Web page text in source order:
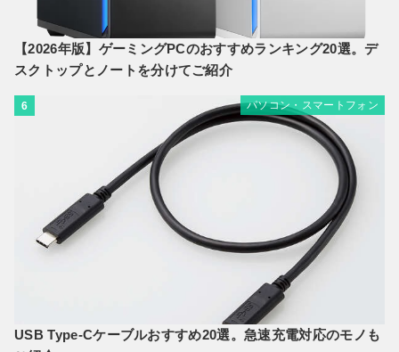
【2026年版】ゲーミングPCのおすすめランキング20選。デ
スクトップとノートを分けてご紹介
6 パソコン・スマートフォン
USB Type-Cケーブルおすすめ20選。急速充電対応のモノも